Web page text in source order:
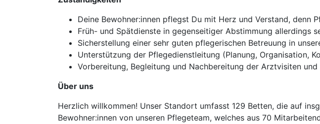
Deine Bewohner:innen pflegst Du mit Herz und Verstand, denn
Früh- und Spätdienste in gegenseitiger Abstimmung allerdings
Sicherstellung einer sehr guten pflegerischen Betreuung in
Unterstützung der Pflegedienstleitung (Planung, Organisation,
Vorbereitung, Begleitung und Nachbereitung der Arztvisiten
Über uns
Herzlich willkommen! Unser Standort umfasst 129 Betten, die auf
Bewohner:innen von unseren Pflegeteam, welches aus 70